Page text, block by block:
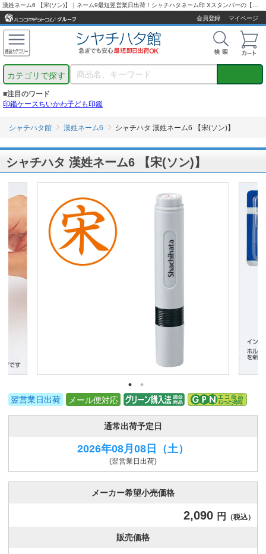
会員登録
マイページ
カテゴリで探す
■注目のワード
印鑑ケースちいかわ子ども印鑑
シャチハタ館 漢姓ネーム6 シャチハタ 漢姓ネーム6 【宋(ソン)】
シャチハタ 漢姓ネーム6 【宋(ソン)】
翌営業日出荷 メール便対応
通常出荷予定日
2026年08月08日 （土）
(翌営業日出荷)
メーカー希望小売価格
2,090 円 （税込）
販売価格